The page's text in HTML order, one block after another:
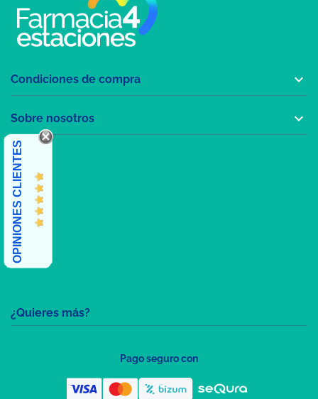
¿Quieres más?
Condiciones de compra 
Sobre nosotros 
OPINIONES CLIENTES
Pago seguro con